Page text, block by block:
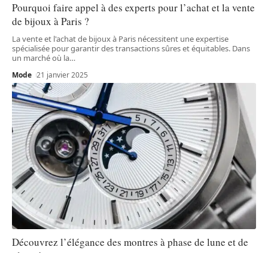
Pourquoi faire appel à des experts pour l’achat et la vente
de bijoux à Paris ?
La vente et l'achat de bijoux à Paris nécessitent une expertise
spécialisée pour garantir des transactions sûres et équitables. Dans
un marché où la…
Mode 21 janvier 2025
Découvrez l’élégance des montres à phase de lune et de